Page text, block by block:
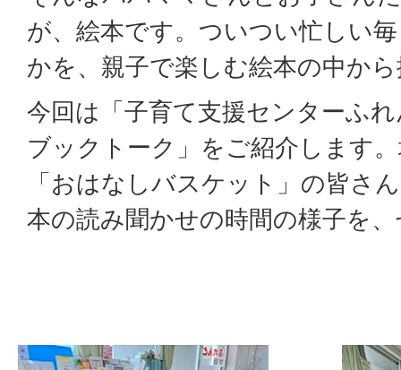
が、絵本です。ついつい忙しい
かを、親子で楽しむ絵本の中か
今回は「子育て支援センターふ
ブックトーク」をご紹介します
「おはなしバスケット」の皆さ
本の読み聞かせの時間の様子を